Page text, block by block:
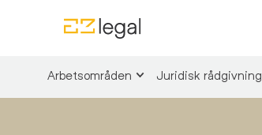
Arbetsområden Juridisk rådgivning